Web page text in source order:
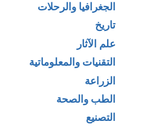
الجغرافيا والرحلات
تاريخ
علم الآثار
التقنيات والمعلوماتية
الزراعة
الطب والصحة
التصنيع